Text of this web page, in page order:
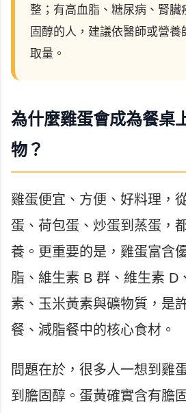
整；有高血脂、糖尿病、腎臟
固醇的人，建議依醫師或營
取量。
為什麼雞蛋會成為餐桌
物？
雞蛋便宜、方便、好料理，
蛋、荷包蛋、炒蛋到蒸蛋，
養。更重要的是，雞蛋富含
脂、維生素 B 群、維生素 D
素、玉米黃素與礦物質，是
餐、減脂餐中的核心食材。
問題在於，很多人一想到雞
到膽固醇。蛋黃確實含有膽